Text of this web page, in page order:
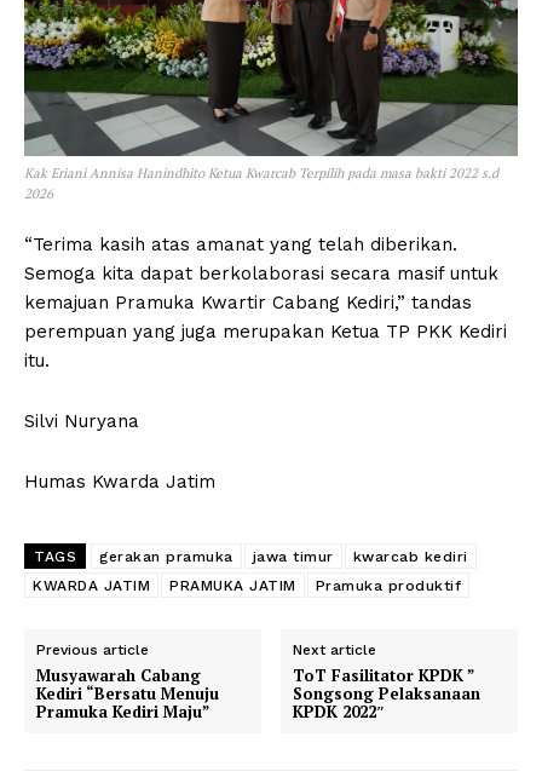
Kak Eriani Annisa Hanindhito Ketua Kwarcab Terpilih pada masa bakti 2022 s.d
2026
“Terima kasih atas amanat yang telah diberikan.
Semoga kita dapat berkolaborasi secara masif untuk
kemajuan Pramuka Kwartir Cabang Kediri,” tandas
perempuan yang juga merupakan Ketua TP PKK Kediri
itu.
Silvi Nuryana
Humas Kwarda Jatim
TAGS gerakan pramuka jawa timur
kwarcab kediri
KWARDA JATIM
PRAMUKA JATIM Pramuka produktif
Previous article
Musyawarah Cabang
Kediri “Bersatu Menuju
Pramuka Kediri Maju”
Next article
ToT Fasilitator KPDK ”
Songsong Pelaksanaan
KPDK 2022″